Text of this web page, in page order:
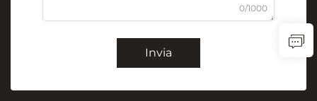
0/1000
Invia